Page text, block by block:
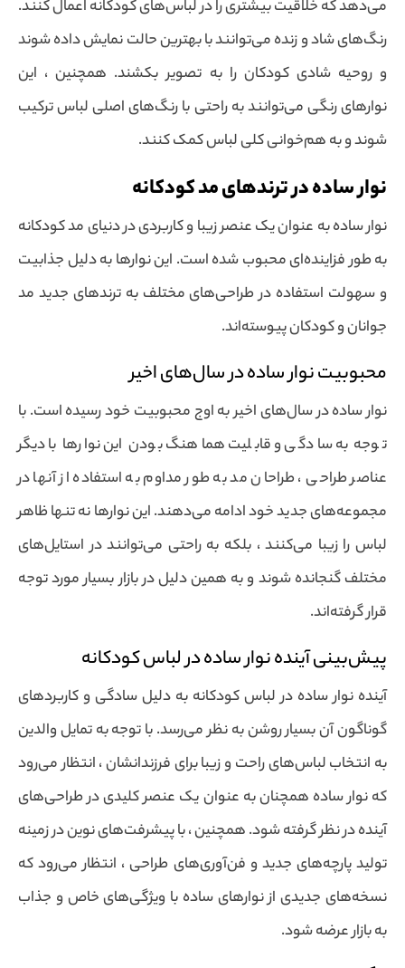
می‌دهد که خلاقیت بیشتری را در لباس‌های کودکانه اعمال کنند.
رنگ‌های شاد و زنده می‌توانند با بهترین حالت نمایش داده شوند
و روحیه شادی کودکان را به تصویر بکشند. همچنین ، این
نوارهای رنگی می‌توانند به راحتی با رنگ‌های اصلی لباس ترکیب
شوند و به هم‌خوانی کلی لباس کمک کنند.
نوار ساده در ترندهای مد کودکانه
نوار ساده به عنوان یک عنصر زیبا و کاربردی در دنیای مد کودکانه
به طور فزاینده‌ای محبوب شده است. این نوارها به دلیل جذابیت
و سهولت استفاده در طراحی‌های مختلف به ترندهای جدید مد
جوانان و کودکان پیوسته‌اند.
محبوبیت نوار ساده در سال‌های اخیر
نوار ساده در سال‌های اخیر به اوج محبوبیت خود رسیده است. با
توجه به سادگی و قابلیت هماهنگ بودن این نوارها با دیگر
عناصر طراحی ، طراحان مد به طور مداوم به استفاده از آنها در
مجموعه‌های جدید خود ادامه می‌دهند. این نوارها نه تنها ظاهر
لباس را زیبا می‌کنند ، بلکه به راحتی می‌توانند در استایل‌های
مختلف گنجانده شوند و به همین دلیل در بازار بسیار مورد توجه
قرار گرفته‌اند.
پیش‌بینی آینده نوار ساده در لباس کودکانه
آینده نوار ساده در لباس کودکانه به دلیل سادگی و کاربردهای
گوناگون آن بسیار روشن به نظر می‌رسد. با توجه به تمایل والدین
به انتخاب لباس‌های راحت و زیبا برای فرزندانشان ، انتظار می‌رود
که نوار ساده همچنان به عنوان یک عنصر کلیدی در طراحی‌های
آینده در نظر گرفته شود. همچنین ، با پیشرفت‌های نوین در زمینه
تولید پارچه‌های جدید و فن‌آوری‌های طراحی ، انتظار می‌رود که
نسخه‌های جدیدی از نوارهای ساده با ویژگی‌های خاص و جذاب
به بازار عرضه شود.